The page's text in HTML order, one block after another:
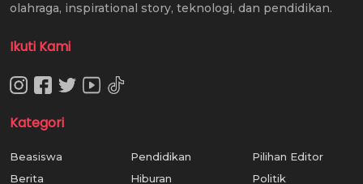
olahraga, inspirational story, teknologi, dan pendidikan.
Ikuti Kami
Kategori
Beasiswa
Berita
Pendidikan
Hiburan
Pilihan Editor
Politik